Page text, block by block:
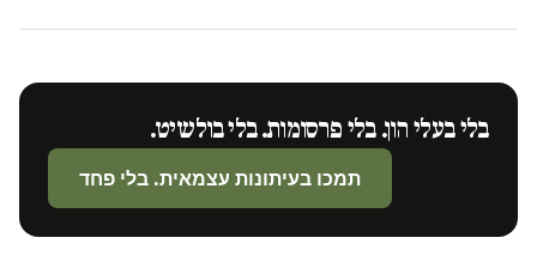
בלי בעלי הון. בלי פרסומות. בלי בולשיט.
תמכו בעיתונות עצמאית. בלי פחד